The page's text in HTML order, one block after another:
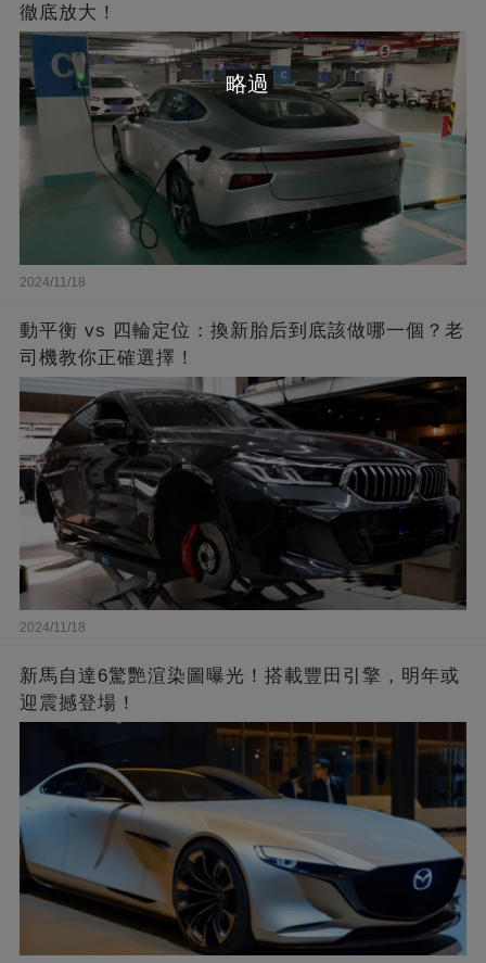
徹底放大！
2024/11/18
動平衡 vs 四輪定位：換新胎后到底該做哪一個？老
司機教你正確選擇！
2024/11/18
新馬自達6驚艷渲染圖曝光！搭載豐田引擎，明年或
迎震撼登場！
略過